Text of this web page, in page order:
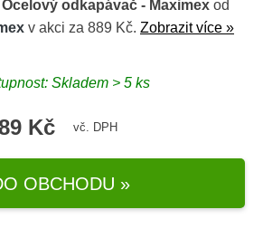
Ocelový odkapávač - Maximexod
v akci za 889 Kč. Zobrazit více »
Skladem > 5 ks
Kč vč. DPH
OBCHODU »